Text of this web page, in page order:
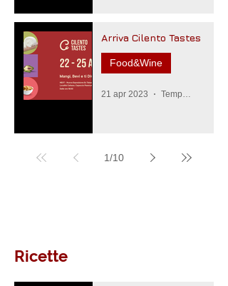
Arriva Cilento Tastes
Food&Wine
21 apr 2023 Tempo di lettura: 3 min
1/10
Ricette